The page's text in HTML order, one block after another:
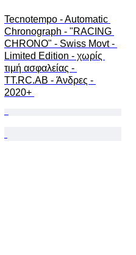
Tecnotempo - Automatic
Chronograph - "RACING
CHRONO" - Swiss Movt -
Limited Edition - χωρίς
τιμή ασφαλείας -
TT.RC.AB - Άνδρες -
2020+